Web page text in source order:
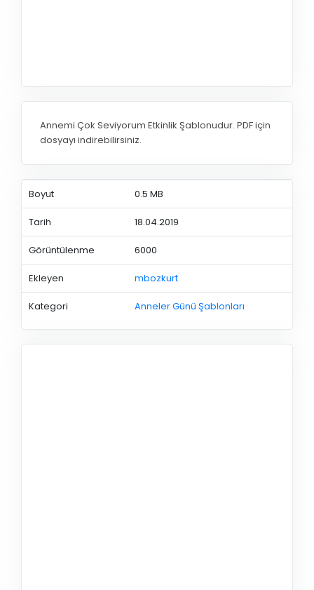
Annemi Çok Seviyorum Etkinlik Şablonudur. PDF için
dosyayı indirebilirsiniz.
Boyut 0.5 MB
Tarih 18.04.2019
Görüntülenme 6000
Ekleyen mbozkurt
Kategori Anneler Günü Şablonları